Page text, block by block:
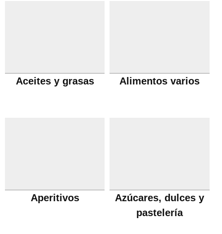
Aceites y grasas Alimentos varios
Aperitivos
Azúcares, dulces y
pastelería